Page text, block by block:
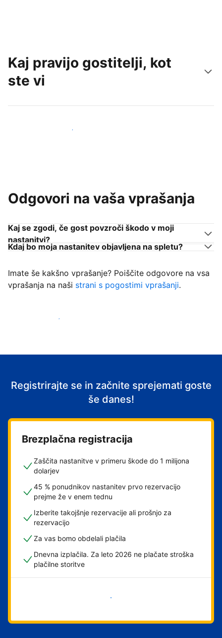
Kaj pravijo gostitelji, kot
ste vi
Pridruži se drugim gostiteljem
Odgovori na vaša vprašanja
Kaj se zgodi, če gost povzroči škodo v moji
nastanitvi?
Kdaj bo moja nastanitev objavljena na spletu?
Imate še kakšno vprašanje? Poiščite odgovore na vsa
vprašanja na naši strani s pogostimi vprašanji.
Začni sprejemati goste
Registrirajte se in začnite sprejemati goste
še danes!
Brezplačna registracija
Zaščita nastanitve v primeru škode do 1 milijona
dolarjev
45 % ponudnikov nastanitev prvo rezervacijo
prejme že v enem tednu
Izberite takojšnje rezervacije ali prošnjo za
rezervacijo
Za vas bomo obdelali plačila
Dnevna izplačila. Za leto 2026 ne plačate stroška
plačilne storitve